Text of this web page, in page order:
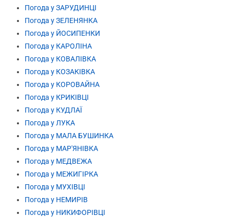
Погода у ЗАРУДИНЦІ
Погода у ЗЕЛЕНЯНКА
Погода у ЙОСИПЕНКИ
Погода у КАРОЛІНА
Погода у КОВАЛІВКА
Погода у КОЗАКІВКА
Погода у КОРОВАЙНА
Погода у КРИКІВЦІ
Погода у КУДЛАЇ
Погода у ЛУКА
Погода у МАЛА БУШИНКА
Погода у МАР'ЯНІВКА
Погода у МЕДВЕЖА
Погода у МЕЖИГІРКА
Погода у МУХІВЦІ
Погода у НЕМИРІВ
Погода у НИКИФОРІВЦІ